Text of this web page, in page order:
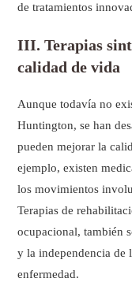
de tratamientos
III. Terapias
calidad de vida
Aunque todavía no
Huntington, se han
pueden mejorar la
ejemplo, existen
los movimientos
Terapias de
ocupacional, también
y la independencia de
enfermedad.